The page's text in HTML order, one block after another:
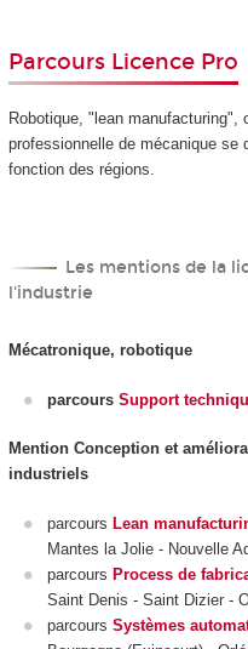
Parcours Licence Pro
Robotique, "lean manufacturing",
professionnelle de mécanique
fonction des régions.
Les mentions de la
l'industrie
Mécatronique, robotique
parcours Support
Mention Conception et
industriels
parcours Lean
Mantes la Jolie - Nouvelle
parcours Process de
Saint Denis - Saint Dizier -
parcours Systèmes